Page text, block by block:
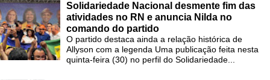
Solidariedade Nacional desmente fim das
atividades no RN e anuncia Nilda no
comando do partido
O partido destaca ainda a relação histórica de
Allyson com a legenda Uma publicação feita nesta
quinta-feira (30) no perfil do Solidariedade...